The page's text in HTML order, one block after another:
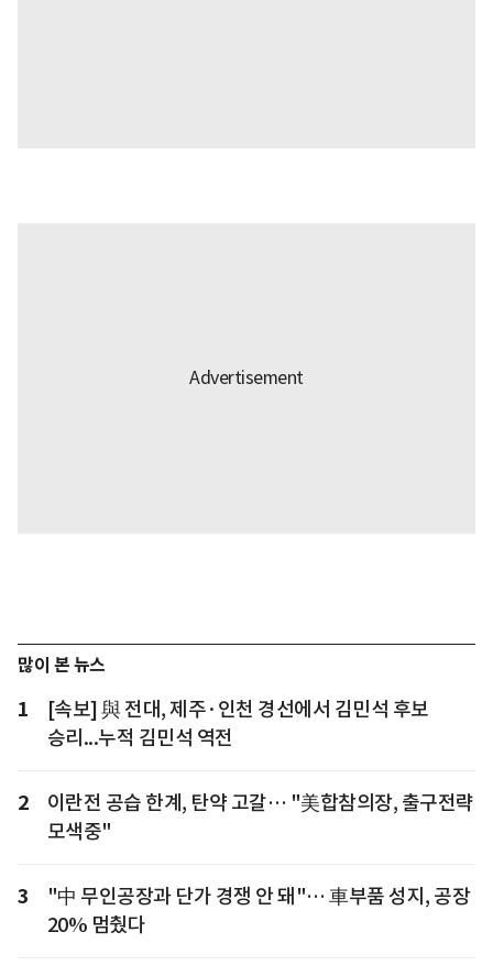
많이 본 뉴스
1
[속보] 與 전대, 제주·인천 경선에서 김민석 후보
승리...누적 김민석 역전
2
이란전 공습 한계, 탄약 고갈… "美합참의장, 출구전략
모색중"
3
"中 무인공장과 단가 경쟁 안 돼"… 車부품 성지, 공장
20% 멈췄다